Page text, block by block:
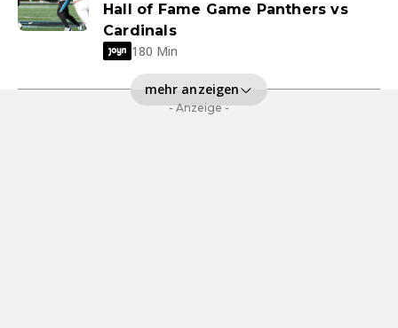
Hall of Fame Game Panthers vs
Cardinals
180 Min
mehr anzeigen
- Anzeige -